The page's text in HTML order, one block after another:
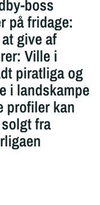
boss
på fridage:
give af
Ville i
piratliga og
i landskampe
profiler kan
fra